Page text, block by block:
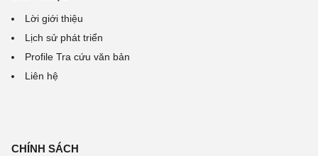
Lời giới thiệu
Lịch sử phát triển
Profile Tra cứu văn bản
Liên hệ
CHÍNH SÁCH